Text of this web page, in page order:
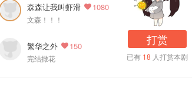
森森让我叫虾滑 1080
文森！！！
繁华之外 150
完结撒花
打赏
已有 18 人打赏本剧